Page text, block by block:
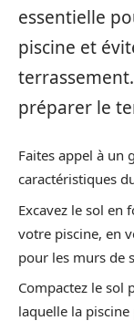
essentielle
piscine et
préparer le
Faites appel à un
caractéristiques
Excavez le sol en
votre piscine, en
pour les murs de
Compactez le sol
laquelle la